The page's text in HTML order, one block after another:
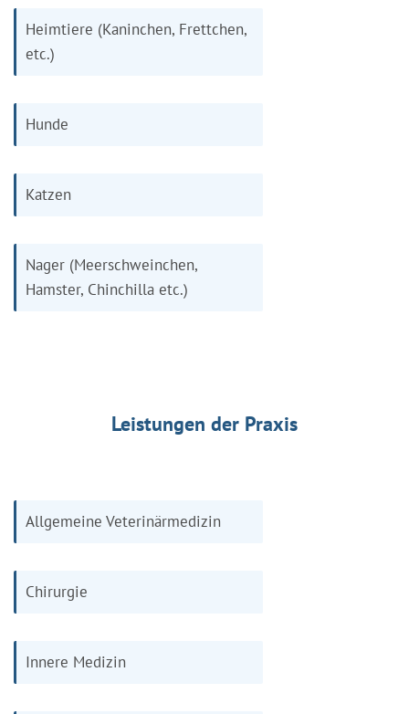
Heimtiere (Kaninchen, Frettchen,
etc.)
Hunde
Katzen
Nager (Meerschweinchen,
Hamster, Chinchilla etc.)
Leistungen der Praxis
Allgemeine Veterinärmedizin
Chirurgie
Innere Medizin